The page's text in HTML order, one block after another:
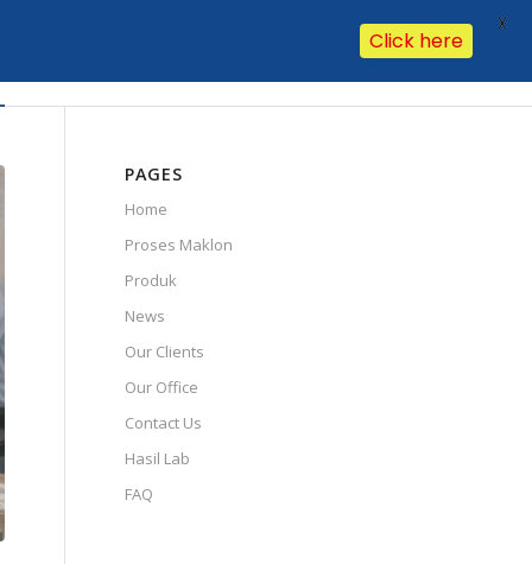
PAGES
Home
Proses Maklon
Produk
News
Our Clients
Our Office
Contact Us
Click here
X